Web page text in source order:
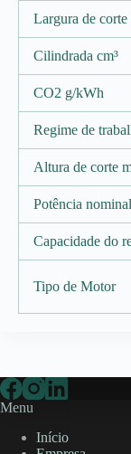
Largura de corte
Cilindrada cm³
CO2 g/kWh
Regime de
Altura de corte
Potência nominal
Capacidade do
Tipo de Motor
Menu
Início